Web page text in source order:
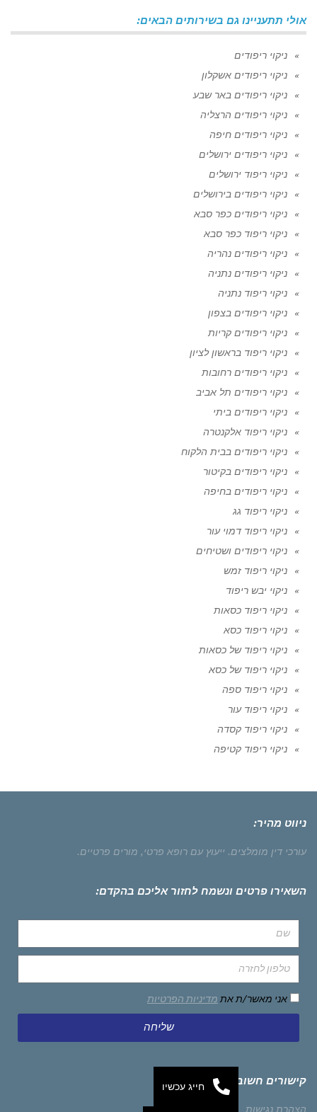
אולי תתעניינו גם בשירותים הבאים:
ניקוי ריפודים
ניקוי ריפודים אשקלון
ניקוי ריפודים באר שבע
ניקוי ריפודים הרצליה
ניקוי ריפודים חיפה
ניקוי ריפודים ירושלים
ניקוי ריפוד ירושלים
ניקוי ריפודים בירושלים
ניקוי ריפודים כפר סבא
ניקוי ריפוד כפר סבא
ניקוי ריפודים נהריה
ניקוי ריפודים נתניה
ניקוי ריפוד נתניה
ניקוי ריפודים בצפון
ניקוי ריפודים קריות
ניקוי ריפוד בראשון לציון
ניקוי ריפודים רחובות
ניקוי ריפודים תל אביב
ניקוי ריפודים ביתי
ניקוי ריפוד אלקנטרה
ניקוי ריפודים בבית הלקוח
ניקוי ריפודים בקיטור
ניקוי ריפודים בחיפה
ניקוי ריפוד גג
ניקוי ריפוד דמוי עור
ניקוי ריפודים ושטיחים
ניקוי ריפוד זמש
ניקוי יבש ריפוד
ניקוי ריפוד כסאות
ניקוי ריפוד כסא
ניקוי ריפוד של כסאות
ניקוי ריפוד של כסא
ניקוי ריפוד ספה
ניקוי ריפוד עור
ניקוי ריפוד קסדה
ניקוי ריפוד קטיפה
ניווט מהיר:
עורכי דין מומלצים. ייעוץ עם רופא פרטי, מורים פרטיים.
השאירו פרטים ונשמח לחזור אליכם בהקדם:
אני מאשר/ת את מדיניות הפרטיות
שליחה
קישורים חשובים
הצהרת נגישות
חייג עכשיו